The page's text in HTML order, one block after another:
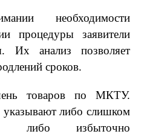
необходимости
процедуры заявители
Их анализ позволяет
сроков.
товаров по МКТУ.
указывают либо слишком
либо избыточно